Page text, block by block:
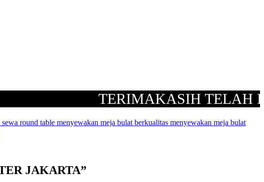
TERIMAKASIH TELAH
sewa round table menyewakan meja bulat berkualitas menyewakan meja bulat
JAKARTA”